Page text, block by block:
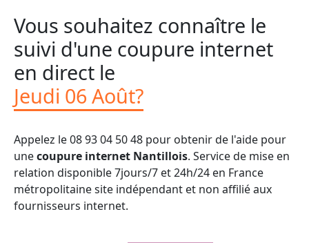
Vous souhaitez connaître le
suivi d'une coupure internet
en direct le
Jeudi 06 Août?
Appelez le 08 93 04 50 48 pour obtenir de l'aide pour
unecoupure internet Nantillois. Service de mise en
relation disponible 7jours/7 et 24h/24 en France
métropolitaine site indépendant et non affilié aux
fournisseurs internet.